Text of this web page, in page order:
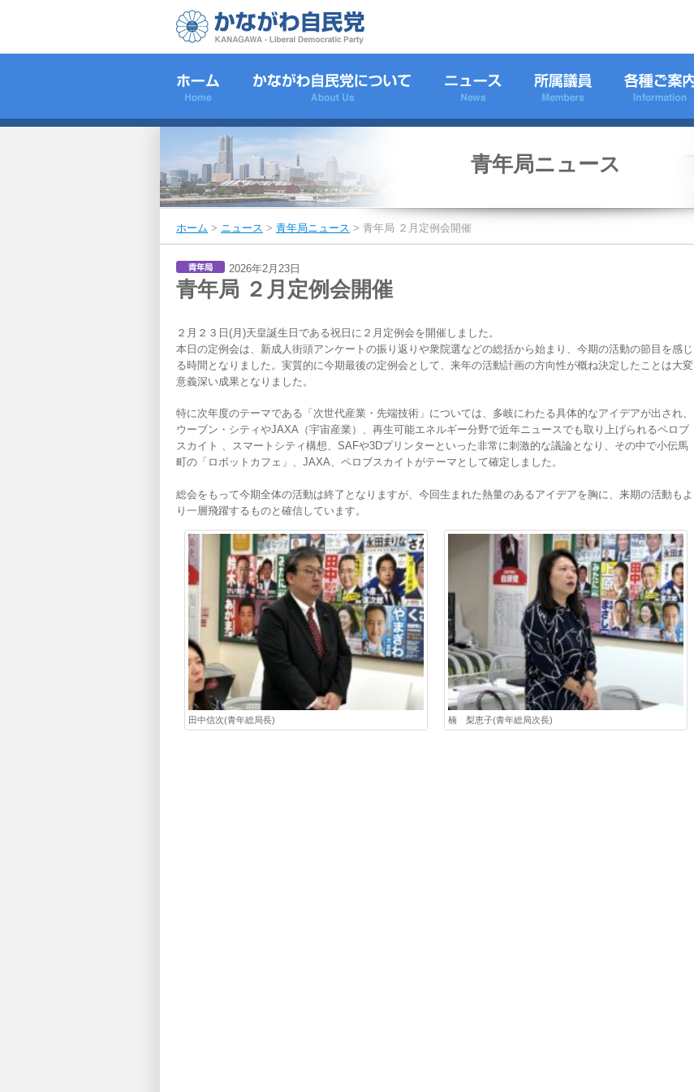
青年局ニュース
ホーム > ニュース > 青年局ニュース > 青年局 ２月定例会開催
2026年2月23日
青年局 ２月定例会開催
２月２３日(月)天皇誕生日である祝日に２月定例会を開催しました。
本日の定例会は、新成人街頭アンケートの振り返りや衆院選などの総括から始まり、今期の活動の節目を感じ
る時間となりました。実質的に今期最後の定例会として、来年の活動計画の方向性が概ね決定したことは大変
意義深い成果となりました。
特に次年度のテーマである「次世代産業・先端技術」については、多岐にわたる具体的なアイデアが出され、
ウーブン・シティやJAXA（宇宙産業）、再生可能エネルギー分野で近年ニュースでも取り上げられるペロブ
スカイト 、スマートシティ構想、SAFや3Dプリンターといった非常に刺激的な議論となり、その中で小伝馬
町の「ロボットカフェ」、JAXA、ペロブスカイトがテーマとして確定しました。
総会をもって今期全体の活動は終了となりますが、今回生まれた熱量のあるアイデアを胸に、来期の活動もよ
り一層飛躍するものと確信しています。
田中信次(青年総局長) 楠 梨恵子(青年総局次長)